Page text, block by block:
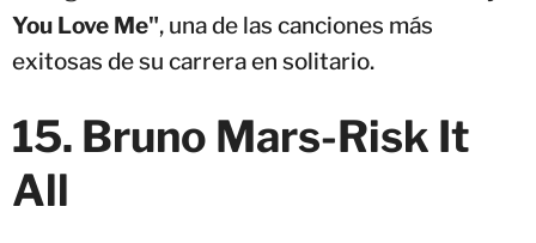
You Love Me", una de las canciones más
exitosas de su carrera en solitario.
15. Bruno Mars-Risk It
All